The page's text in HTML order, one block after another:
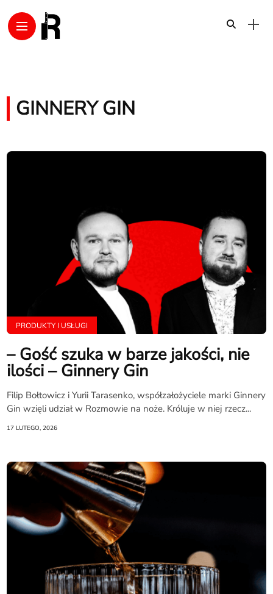
GINNERY GIN
PRODUKTY I USŁUGI
– Gość szuka w barze jakości, nie
ilości – Ginnery Gin
Filip Bołtowicz i Yurii Tarasenko, współzałożyciele marki Ginnery
Gin wzięli udział w Rozmowie na noże. Króluje w niej rzecz...
17 LUTEGO, 2026